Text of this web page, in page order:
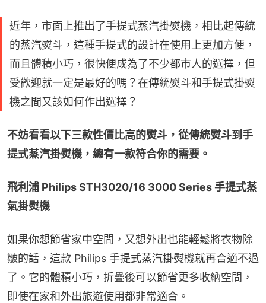
近年，市面上推出了手提式蒸汽掛熨機，相比起傳統
的蒸汽熨斗，這種手提式的設計在使用上更加方便，
而且體積小巧，很快便成為了不少都市人的選擇，但
受歡迎就一定是最好的嗎？在傳統熨斗和手提式掛熨
機之間又該如何作出選擇？
不妨看看以下三款性價比高的熨斗，從傳統熨斗到手
提式蒸汽掛熨機，總有一款符合你的需要。
飛利浦 Philips STH3020/16 3000 Series 手提式蒸
氣掛熨機
如果你想節省家中空間，又想外出也能輕鬆將衣物除
皺的話，這款 Philips 手提式蒸汽掛熨機就再合適不過
了。它的體積小巧，折疊後可以節省更多收納空間，
即使在家和外出旅遊使用都非常適合。